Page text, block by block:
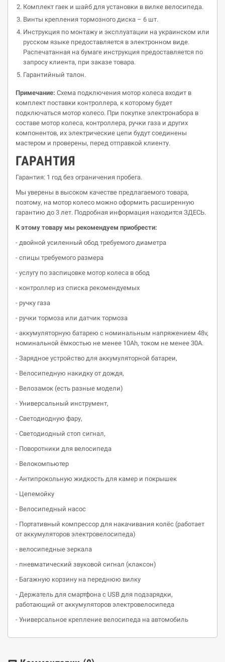
Комплект гаек и шайб для установки в вилке велосипеда.
Винты крепления тормозного диска – 6 шт.
Инструкция по монтажу и эксплуатации на украинском или
русском языке предоставляется в электронном виде.
Распечатанная на бумаге инструкция предоставляется по
запросу клиента, при заказе товара.
Гарантийный талон.
Примечание: Схема подключения мотор колеса входит в
комплект поставки контроллера, к которому будет
подключаться мотор колесо. При покупке электронабора в
составе мотор колеса, контроллера, ручки газа и других
компонентов, их электрические цепи будут соединены
мастером и проверены, перед отправкой клиенту.
ГАРАНТИЯ
Гарантия: 1 год без ограничения пробега.
Мы уверены в высоком качестве предлагаемого товара,
поэтому, на мотор колесо можно оформить расширенную
гарантию до 3 лет. Подробная информация находится ЗДЕСЬ.
К этому товару мы рекомендуем приобрести:
- двойной усиленный обод требуемого диаметра
- спицы требуемого размера
- услугу по заспицовке мотор колеса в обод
- контроллер из списка рекомендуемых
- ручку газа
- ручки тормоза или датчик тормоза
- аккумуляторную батарею c номинальным напряжением 48v,
номинальной ёмкостью не менее 10Ah, током не менее 30A.
- Зарядное устройство для аккумуляторной батареи,
- Велосипедную накидку от дождя,
- Велозамок (есть разные модели)
- Универсальный инструмент,
- Светодиодную фару,
- Cветодиодный стоп сигнал,
- Поворотники для велосипеда
- Велокомпьютер
- Антипрокольную жидкость для камер и покрышек
- Цепемойку
- Велосипедный насос
- Портативный компрессор для накачивания колёс (работает
от аккумуляторов электровелосипеда)
- велосипедные зеркала
- пневматический звуковой сигнал (клаксон)
- Багажную корзину на переднюю вилку
- Держатель для смартфона с USB для подзарядки,
работающий от аккумуляторов электровелосипеда
- Универсальное крепление велосипеда на автомобиль